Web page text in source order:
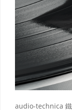
audio-technica 鐵